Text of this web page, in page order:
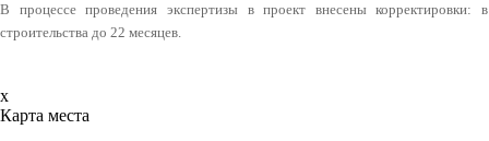
В процессе проведения экспертизы в проект внесены корректировки:
строительства до 22 месяцев.
x
Карта места